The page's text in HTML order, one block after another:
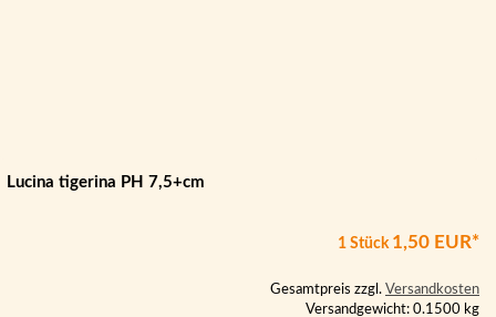
Lucina tigerina PH 7,5+cm
1 Stück 1,50 EUR*
Gesamtpreis zzgl. Versandkosten
Versandgewicht: 0.1500 kg